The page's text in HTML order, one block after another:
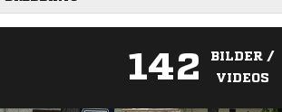
142
BILDER /
VIDEOS